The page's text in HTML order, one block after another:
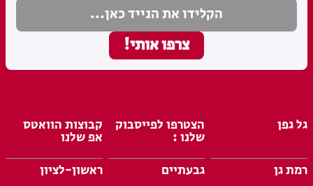
גל גפן הצטרפו לפייסבוק
שלנו :
קבוצות הוואטס
אפ שלנו
רמת גן
גבעתיים
ראשון-לציון